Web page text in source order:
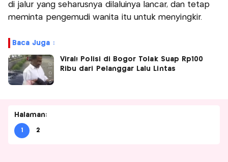
di jalur yang seharusnya dilaluinya lancar, dan tetap
meminta pengemudi wanita itu untuk menyingkir.
Baca Juga :
Viral! Polisi di Bogor Tolak Suap Rp100
Ribu dari Pelanggar Lalu Lintas
Halaman:
1 2